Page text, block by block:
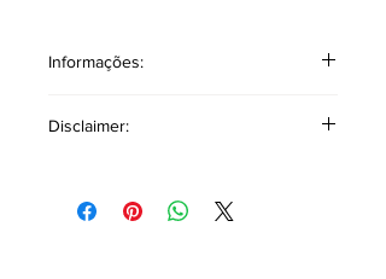
Informações:
Pirâmide Olfativa
Notas corpo: Rosa Búlgara, Leite,
Disclaimer:
marcas têm como único objetivo
auxiliar na descrição olfativa,